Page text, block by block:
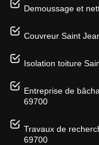
Demoussage et
Couvreur Saint
Isolation toiture
Entreprise de
69700
Travaux de
69700